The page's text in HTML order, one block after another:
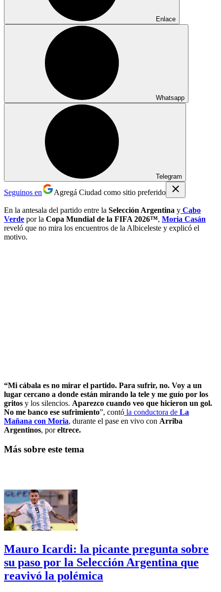
Enlace
Whatsapp
Telegram
Seguinos en Agregá Ciudad como sitio preferido
En la antesala del partido entre la Selección Argentina y Cabo
Verde por la Copa Mundial de la FIFA 2026™, Moria Casán
reveló que no mira los encuentros de la Albiceleste y explicó el
motivo.
“Mi cábala es no mirar el partido. Para sufrir, no. Voy a un
lugar cercano a donde están mirando la tele y me guío por los
gritos y los silencios. Aparezco cuando veo que hicieron un gol.
No me banco ese sufrimiento”, contó la conductora de La
Mañana con Moria, durante el pase en vivo con Arriba
Argentinos, poreltrece.
Más sobre este tema
Mauro Icardi: la picante pregunta sobre
su paso por la Selección Argentina que
reavivó la polémica